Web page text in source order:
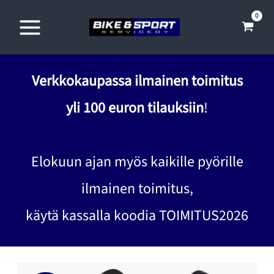
sisältöön
Verkkokaupassa ilmainen toimitus
yli 100 euron tilauksiin!
Elokuun ajan myös kaikille pyörille
ilmainen toimitus,
käytä kassalla koodia TOIMITUS2026